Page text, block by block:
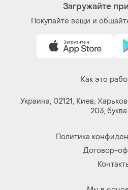
Загружайте
Покупайте вещи и
Как это
Украина, 02121, Киев,
203,
Политика
Договор-